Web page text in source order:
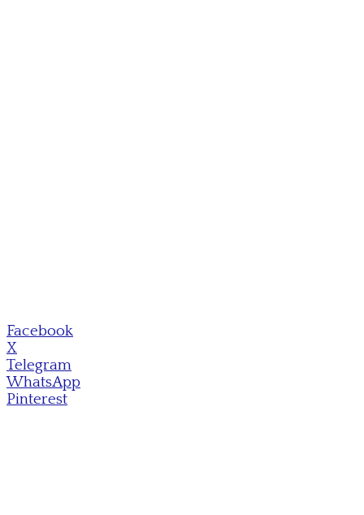
Facebook
X
Telegram
WhatsApp
Pinterest